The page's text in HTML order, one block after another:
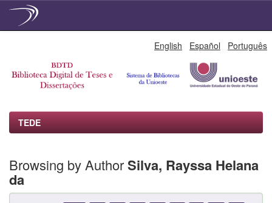
English Español Português
TEDE
Browsing by AuthorSilva, Rayssa Helana
da